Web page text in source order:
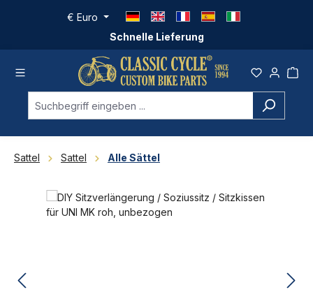
Zum Hauptinhalt springen
Schnelle Lieferung
€ Euro
Sattel Sattel Alle Sättel
Bildergalerie überspringen